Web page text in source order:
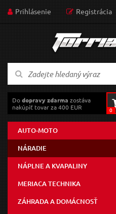
Prihlásenie Registrácia
Dodopravy zdarma zostáva
nakúpiť tovar za 400 EUR
0
AUTO-MOTO
NÁRADIE
NÁPLNE A KVAPALINY
MERIACA TECHNIKA
ZÁHRADA A DOMÁCNOSŤ